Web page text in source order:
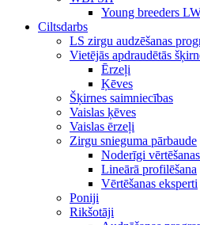
Young breeders
Ciltsdarbs
LS zirgu audzēšanas
Vietējās apdraudētās
Ērzeļi
Ķēves
Šķirnes saimniecības
Vaislas ķēves
Vaislas ērzeļi
Zirgu snieguma pārbaude
Noderīgi
Lineārā profilēšana
Vērtēšanas eksperti
Poniji
Rikšotāji